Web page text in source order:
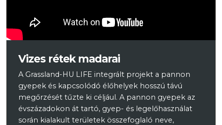
Vizes rétek madarai
A Grassland-HU LIFE integrált projekt a pannon
gyepek és kapcsolódó élőhelyek hosszú távú
megőrzését tűzte ki céljául. A pannon gyepek az
évszázadokon át tartó, gyep- és legelőhasználat
során kialakult területek összefoglaló neve,